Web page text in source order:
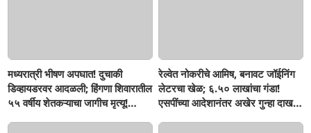
मध्यरात्री भीषण अपघात! दुचाकी
डिव्हायडरवर आदळली; हिंगणा शिवारातील
५५ वर्षीय शेतकऱ्याचा जागीच मृत्यू!
रेल्वेत नोकरीचे आमिष, बनावट जॉईनिंग
लेटरचा खेळ; ६.५० लाखांचा गंडा!
एसपींच्या आदेशानंतर अखेर गुन्हा दाखल;